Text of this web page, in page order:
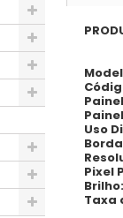
Uso
Borda
Pixel
Brilho:
Taxa